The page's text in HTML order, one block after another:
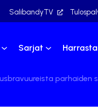
SalibandyTV
Sarjat